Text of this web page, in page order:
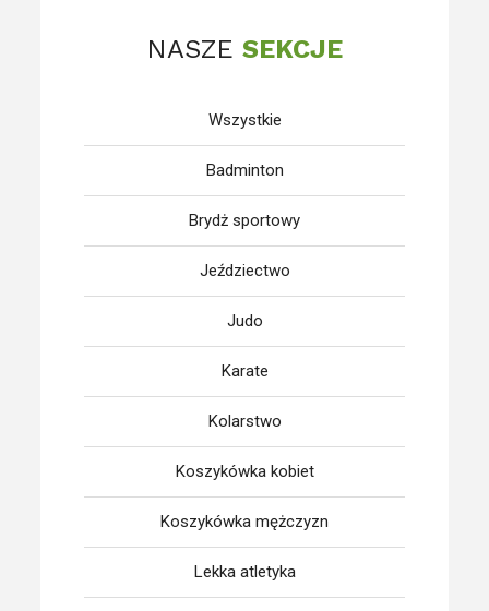
NASZE SEKCJE
Wszystkie
Badminton
Brydż sportowy
Jeździectwo
Judo
Karate
Kolarstwo
Koszykówka kobiet
Koszykówka mężczyzn
Lekka atletyka